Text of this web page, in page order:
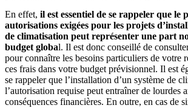
En effet, il est essentiel de se rappeler que le
autorisations exigées pour les projets
de climatisation peut représenter une part
budget global. Il est donc conseillé de
pour connaître les besoins particuliers de votre
ces frais dans votre budget prévisionnel. Il est
se rappeler que l’installation d’un système de
l’autorisation requise peut entraîner de lourdes
conséquences financières. En outre, en cas de